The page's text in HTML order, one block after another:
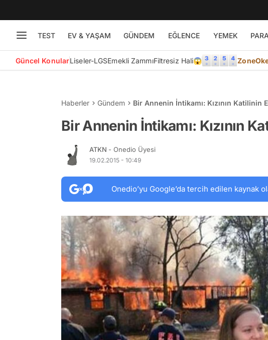
TEST EV & YAŞAM GÜNDEM EĞLENCE YEMEK PARA
Güncel KonularLiseler-LGSEmekli ZammıFiltresiz Hali😱
Haberler Gündem Bir Annenin İntikamı: Kızının Katilinin
Bir Annenin İntikamı: Kızının
ATKN - Onedio Üyesi
19.02.2015 - 10:49
Onedio’yu Google’da tercih edilen kaynak